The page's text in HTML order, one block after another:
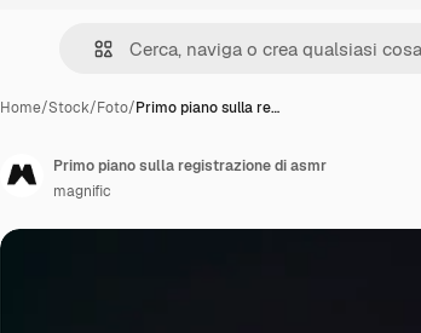
Home/Stock/Foto/Primo piano sulla re…
Primo piano sulla registrazione di asmr
magnific